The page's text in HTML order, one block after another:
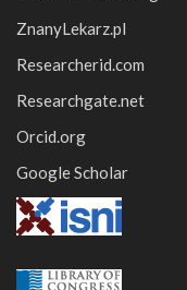
ZnanyLekarz.pl
Researcherid.com
Researchgate.net
Orcid.org
Google Scholar